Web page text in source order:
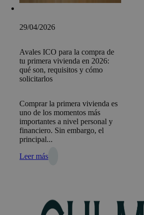
29/04/2026
Avales ICO para la compra de
tu primera vivienda en 2026:
qué son, requisitos y cómo
solicitarlos
Comprar la primera vivienda es
uno de los momentos más
importantes a nivel personal y
financiero. Sin embargo, el
principal...
Leer más